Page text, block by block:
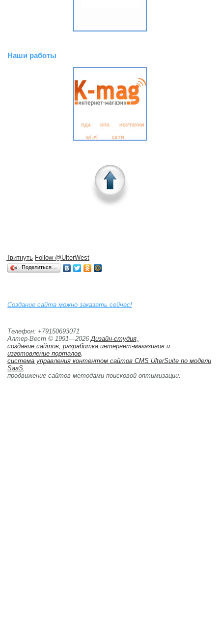
Твитнуть Follow @UlterWest
Поделиться…
Наши работы
Создание сайта можно заказать сейчас!
Телефон: +79150693071
Алтер-Вест © 1991—2026Дизайн-студия,
создание сайтов, разработка интернет-магазинов и
изготовление порталов,
система управления контентом сайтов CMS UlterSuite по модели
SaaS,
продвижение сайтов методами поисковой оптимизации.